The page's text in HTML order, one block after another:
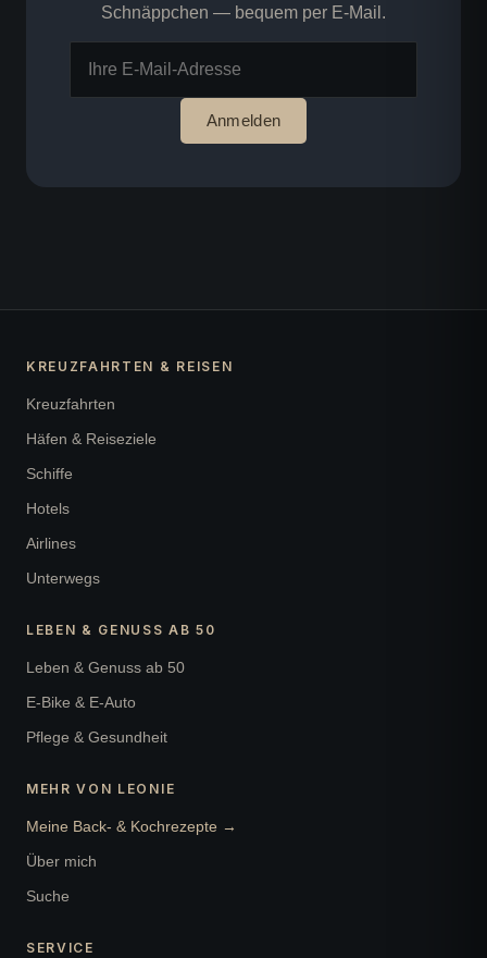
Schnäppchen — bequem per E-Mail.
Anmelden
KREUZFAHRTEN & REISEN
Kreuzfahrten
Häfen & Reiseziele
Schiffe
Hotels
Airlines
Unterwegs
LEBEN & GENUSS AB 50
Leben & Genuss ab 50
E-Bike & E-Auto
Pflege & Gesundheit
MEHR VON LEONIE
Meine Back- & Kochrezepte →
Über mich
Suche
SERVICE